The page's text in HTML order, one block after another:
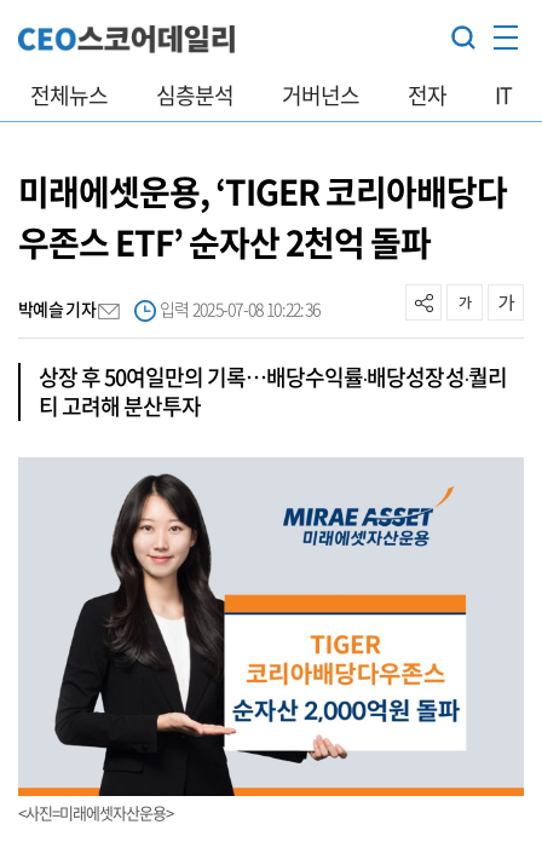
전체뉴스 심층분석 거버넌스 전자 IT
미래에셋운용, ‘TIGER 코리아배당다
우존스 ETF’ 순자산 2천억 돌파
박예슬 기자 입력 2025-07-08 10:22:36
상장 후 50여일만의 기록…배당수익률‧배당성장성‧퀄리
티 고려해 분산투자
<사진=미래에셋자산운용>